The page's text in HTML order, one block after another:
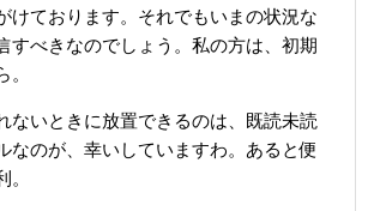
けております。それでもいまの状況な
すべきなのでしょう。私の方は、初期
ないときに放置できるのは、既読未読
なのが、幸いしていますわ。あると便